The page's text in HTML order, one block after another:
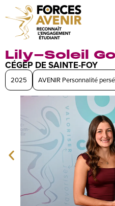
Lily-Soleil
CÉGEP DE SAINTE-FOY
2025 AVENIR Personnalité